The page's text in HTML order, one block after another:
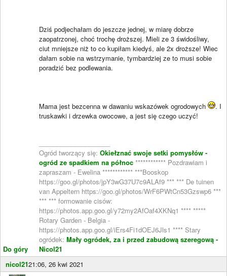
Do góry
Dziś podjechałam do jeszcze jednej, w miarę dobrze
zaopatrzonej, choć trochę droższej. Mieli ze 3 świdośliwy,
ciut mniejsze niż to co kupiłam kiedyś, ale 2x droższe! Wiec
dałam sobie na wstrzymanie, tymbardziej ze to musi sobie
poradzić bez podlewania.
Mama jest bezcenna w dawaniu wskazówek ogrodowych
. I
truskawki i drzewka owocowe, a jest się czego uczyć!
Ogród tworzący się: Okiełznać swoje setki pomysłów -
ogród ze spadkiem na północ ************ Pozdrawiam i
zapraszam - Ewelina ************ ***Booskop
https://goo.gl/photos/jpY3wG37U7c9ALAf9 *** *** De tuinen
van Appeltern https://goo.gl/photos/WrF6PWtCn53Gzswp6 ***
*** *** formowanie cisów:
https://photos.app.goo.gl/y72my2AfOaf4XKNq1 **** *****
Rotary Garden - Belgia -
https://photos.app.goo.gl/iErs4Fi1dOEJ6Jls1 **** Stary
ogródek: Mały ogródek, za i przed zabudową szeregową -
Nicol21
nicol2121:06, 26 kwi 2021